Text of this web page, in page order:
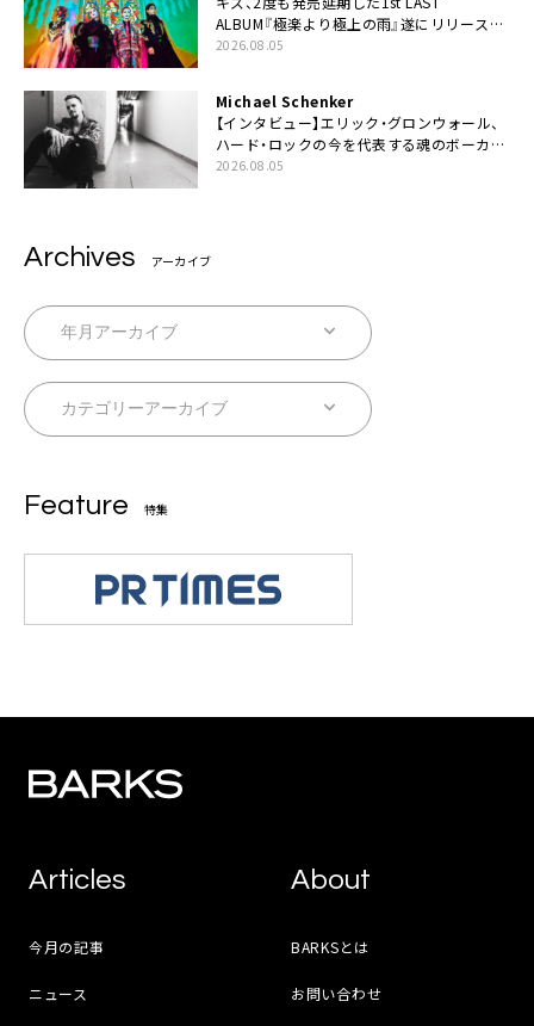
ALBUM『極楽より極上の雨』遂にリリース。
収録曲「はじまり」MV公開
2026.08.05
Michael Schenker
【インタビュー】エリック・グロンウォール、
ハード・ロックの今を代表する魂のボーカリ
スト来日決定
2026.08.05
Archives アーカイブ
Feature 特集
Articles
今月の記事
ニュース
About
BARKSとは
お問い合わせ